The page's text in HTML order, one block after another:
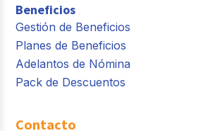
Beneficios
Gestión de Beneficios
Planes de Beneficios
Adelantos de Nómina
Pack de Descuentos
Contacto